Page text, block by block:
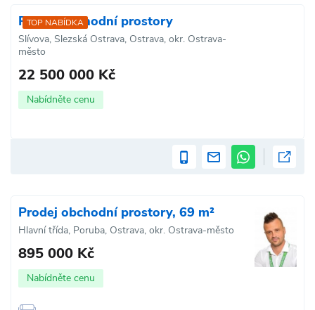
TOP NABÍDKA
Prodej obchodní prostory
Slívova, Slezská Ostrava, Ostrava, okr. Ostrava-
město
22 500 000 Kč
Nabídněte cenu
Prodej obchodní prostory, 69 m²
Hlavní třída, Poruba, Ostrava, okr. Ostrava-město
895 000 Kč
Nabídněte cenu